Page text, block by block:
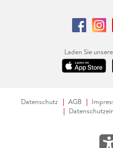
Laden Sie
Datenschutz AGB